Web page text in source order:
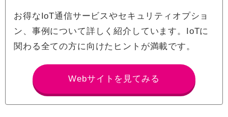
お得なIoT通信サービスやセキュリティオプショ
ン、事例について詳しく紹介しています。IoTに
関わる全ての方に向けたヒントが満載です。
Webサイトを見てみる